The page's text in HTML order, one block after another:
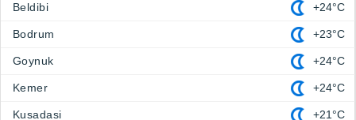
Beldibi +24°C
Bodrum +23°C
Goynuk +24°C
Kemer +24°C
Kusadasi +21°C